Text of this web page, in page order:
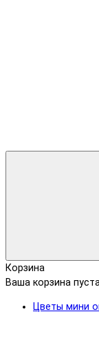
Корзина
Ваша корзина
Цветы мини